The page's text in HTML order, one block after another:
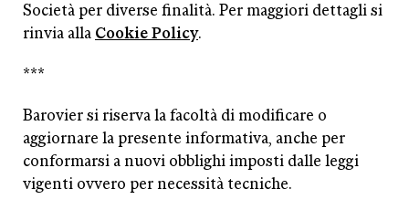
Società per diverse finalità. Per maggiori dettagli si
rinvia alla Cookie Policy.
***
Barovier si riserva la facoltà di modificare o
aggiornare la presente informativa, anche per
conformarsi a nuovi obblighi imposti dalle leggi
vigenti ovvero per necessità tecniche.